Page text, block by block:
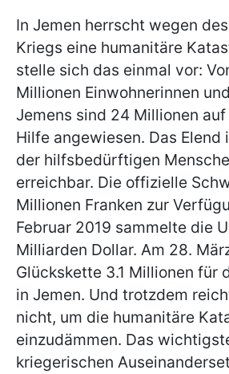
In Jemen herrscht wegen
Kriegs eine humanitäre
stelle sich das einmal vor:
Millionen Einwohnerinnen
Jemens sind 24 Millionen
Hilfe angewiesen. Das Elend
der hilfsbedürftigen
erreichbar. Die offizielle
Millionen Franken zur
Februar 2019 sammelte die
Milliarden Dollar. Am 28.
Glückskette 3.1 Millionen für
in Jemen. Und trotzdem
nicht, um die humanitäre
einzudämmen. Das
kriegerischen